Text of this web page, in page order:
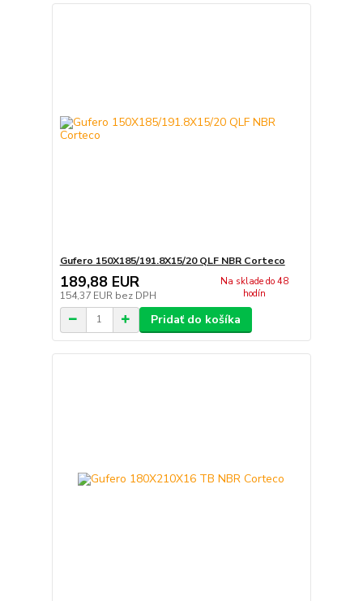
Gufero 150X185/191.8X15/20 QLF NBR Corteco
189,88 EUR
154,37 EUR bez DPH
Na sklade do 48
hodín
Pridať do košíka